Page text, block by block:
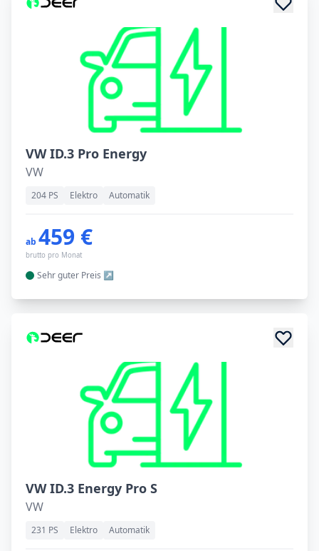
VW ID.3 Pro Energy
VW
204 PS Elektro Automatik
ab 459 €
brutto pro Monat
Sehr guter Preis
VW ID.3 Energy Pro S
VW
231 PS Elektro Automatik